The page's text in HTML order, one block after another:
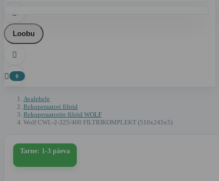

Loobu

 0
Avalehele
Rekuperaatori filtrid
Rekuperaatorite filtrid WOLF
Wolf CWL-2-325/400 FILTRIKOMPLEKT (510x245x5)
Tarne: 1-3 päeva